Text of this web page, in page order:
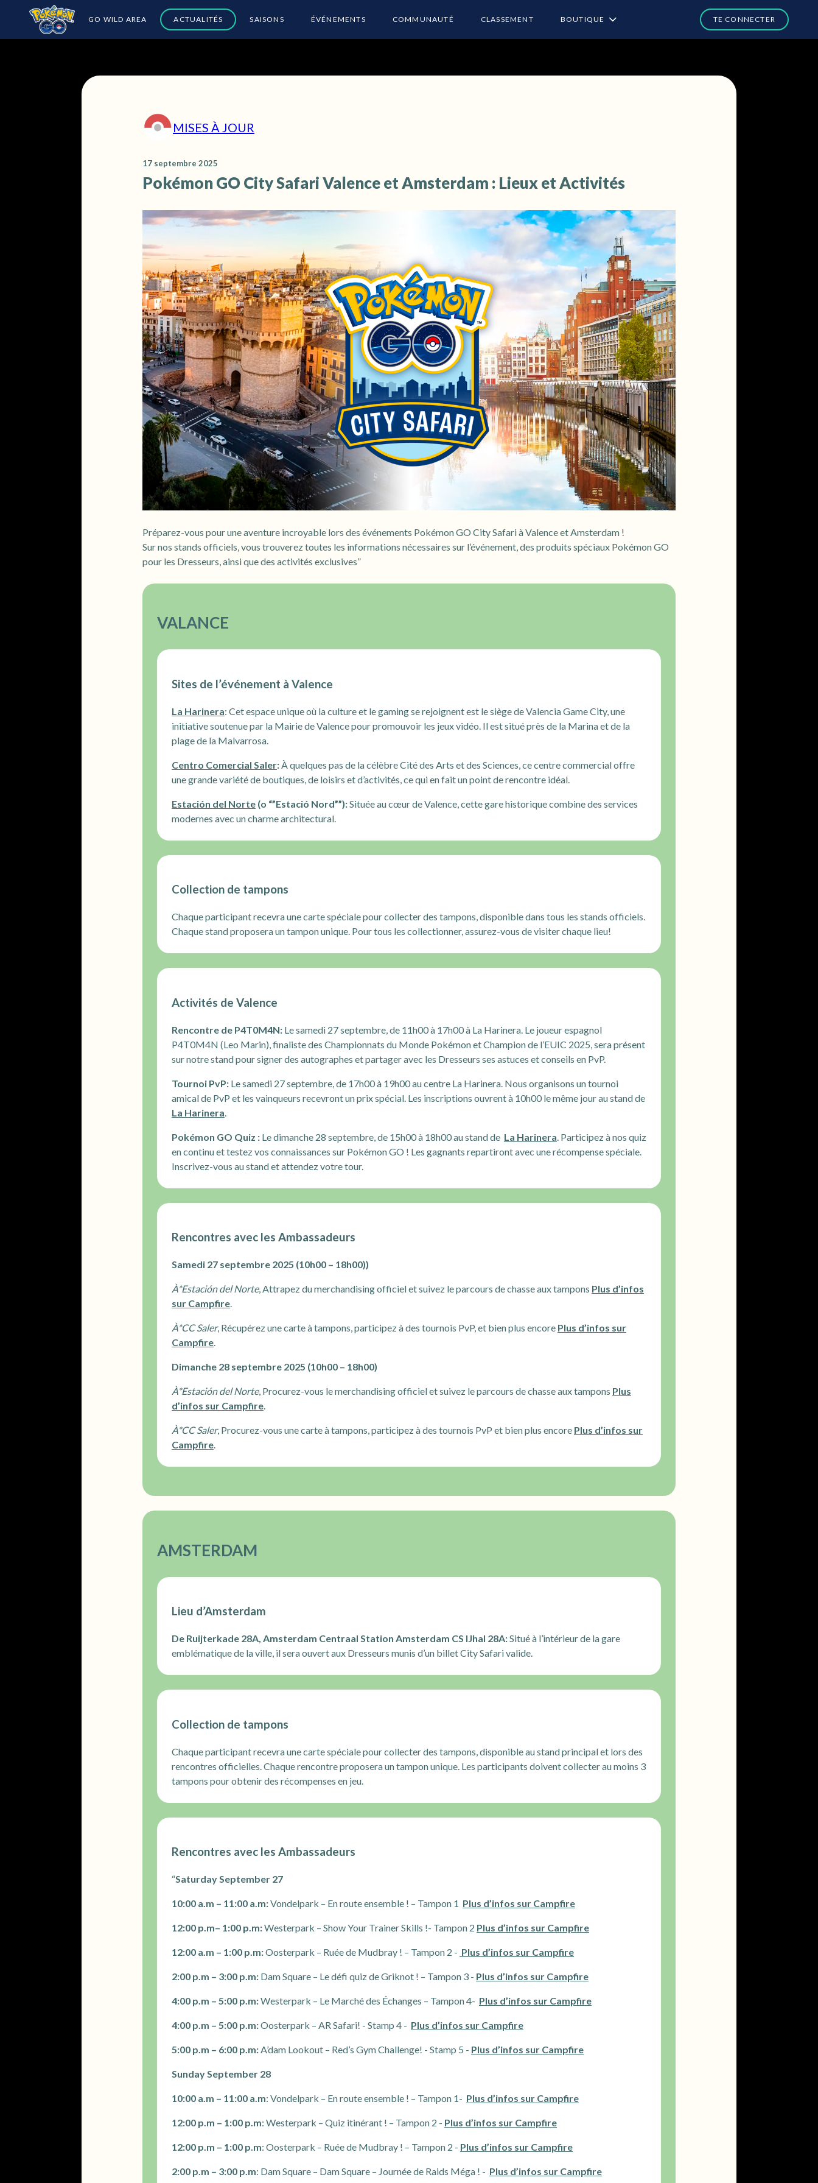
GO WILD AREA ACTUALITÉS SAISONS ÉVÉNEMENTS COMMUNAUTÉ CLASSEMENT BOUTIQUE
MISES À JOUR
17 septembre 2025
Pokémon GO City Safari Valence et Amsterdam : Lieux et Activités
Préparez-vous pour une aventure incroyable lors des événements Pokémon GO City Safari à Valence et Amsterdam !
Sur nos stands officiels, vous trouverez toutes les informations nécessaires sur l’événement, des produits spéciaux Pokémon GO
pour les Dresseurs, ainsi que des activités exclusives”
VALANCE
Sites de l’événement à Valence
La Harinera: Cet espace unique où la culture et le gaming se rejoignent est le siège de Valencia Game City, une
initiative soutenue par la Mairie de Valence pour promouvoir les jeux vidéo. Il est situé près de la Marina et de la
plage de la Malvarrosa.
Centro Comercial Saler: À quelques pas de la célèbre Cité des Arts et des Sciences, ce centre commercial offre
une grande variété de boutiques, de loisirs et d’activités, ce qui en fait un point de rencontre idéal.
Estación del Norte (o “”Estació Nord””):Située au cœur de Valence, cette gare historique combine des services
modernes avec un charme architectural.
Collection de tampons
Chaque participant recevra une carte spéciale pour collecter des tampons, disponible dans tous les stands officiels.
Chaque stand proposera un tampon unique. Pour tous les collectionner, assurez-vous de visiter chaque lieu!
Activités de Valence
Rencontre de P4T0M4N: Le samedi 27 septembre, de 11h00 à 17h00 à La Harinera. Le joueur espagnol
P4T0M4N (Leo Marin), finaliste des Championnats du Monde Pokémon et Champion de l’EUIC 2025, sera présent
sur notre stand pour signer des autographes et partager avec les Dresseurs ses astuces et conseils en PvP.
Tournoi PvP: Le samedi 27 septembre, de 17h00 à 19h00 au centre La Harinera. Nous organisons un tournoi
amical de PvP et les vainqueurs recevront un prix spécial. Les inscriptions ouvrent à 10h00 le même jour au stand de
La Harinera
Pokémon GO Quiz : Le dimanche 28 septembre, de 15h00 à 18h00 au stand de La Harinera . Participez à nos quiz
en continu et testez vos connaissances sur Pokémon GO ! Les gagnants repartiront avec une récompense spéciale.
Inscrivez-vous au stand et attendez votre tour.
Rencontres avec les Ambassadeurs
Samedi 27 septembre 2025 (10h00 – 18h00))
À*Estación del Norte, Attrapez du merchandising officiel et suivez le parcours de chasse aux tampons Plus d’infos
sur Campfire.
À*CC Saler, Récupérez une carte à tampons, participez à des tournois PvP, et bien plus encore Plus d’infos sur
Campfire.
Dimanche 28 septembre 2025 (10h00 – 18h00)
À*Estación del Norte, Procurez-vous le merchandising officiel et suivez le parcours de chasse aux tampons Plus
d’infos sur Campfire.
À*CC Saler, Procurez-vous une carte à tampons, participez à des tournois PvP et bien plus encore Plus d’infos sur
Campfire.
AMSTERDAM
Lieu d’Amsterdam
De Ruijterkade 28A, Amsterdam Centraal Station Amsterdam CS IJhal 28A:Situé à l’intérieur de la gare
emblématique de la ville, il sera ouvert aux Dresseurs munis d’un billet City Safari valide.
Collection de tampons
Chaque participant recevra une carte spéciale pour collecter des tampons, disponible au stand principal et lors des
rencontres officielles. Chaque rencontre proposera un tampon unique. Les participants doivent collecter au moins 3
tampons pour obtenir des récompenses en jeu.
Rencontres avec les Ambassadeurs
“Saturday September 27
10:00 a.m – 11:00 a.m:Vondelpark – En route ensemble ! – Tampon 1 Plus d’infos sur Campfire
12:00 p.m– 1:00 p.m:Westerpark – Show Your Trainer Skills !- Tampon 2 Plus d’infos sur Campfire
12:00 a.m – 1:00 p.m:Oosterpark – Ruée de Mudbray ! – Tampon 2 - Plus d’infos sur Campfire
2:00 p.m – 3:00 p.m: Dam Square – Le défi quiz de Griknot ! – Tampon 3 - Plus d’infos sur Campfire
4:00 p.m – 5:00 p.m:Westerpark – Le Marché des Échanges – Tampon 4- Plus d’infos sur Campfire
4:00 p.m – 5:00 p.m:Oosterpark – AR Safari! - Stamp 4 - Plus d’infos sur Campfire
5:00 p.m – 6:00 p.m:A’dam Lookout – Red’s Gym Challenge! - Stamp 5 - Plus d’infos sur Campfire
Sunday September 28
10:00 a.m – 11:00 a.m: Vondelpark – En route ensemble ! – Tampon 1- Plus d’infos sur Campfire
12:00 p.m – 1:00 p.m: Westerpark – Quiz itinérant ! – Tampon 2 - Plus d’infos sur Campfire
12:00 p.m – 1:00 p.m: Oosterpark – Ruée de Mudbray ! – Tampon 2 - Plus d’infos sur Campfire
2:00 p.m – 3:00 p.m: Dam Square – Dam Square – Journée de Raids Méga ! - Plus d’infos sur Campfire